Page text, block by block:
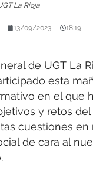
La Rioja
13/09/2023 18:19
de UGT La
esta
en el que
y retos
cuestiones en
de cara al